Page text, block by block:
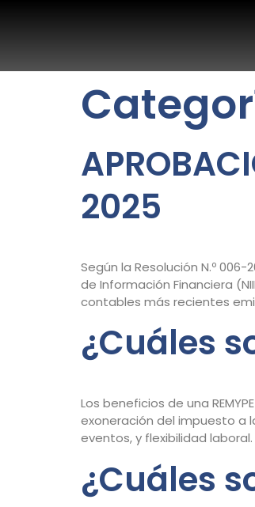
2025
Según la Resolución N.º
de Información Financiera
contables más recientes
¿Cuáles
Los beneficios de una
exoneración del impuesto a
eventos, y flexibilidad
¿Cuáles